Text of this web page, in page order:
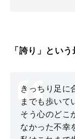
「誇り」とい
きっちり足に
までも歩いて
そう心のどこ
なかった不幸